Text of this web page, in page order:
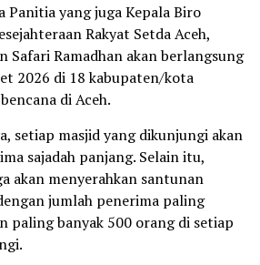
Panitia yang juga Kepala Biro
Rakyat Setda Aceh,
Safari Ramadhan akan berlangsung
2026 di 18 kabupaten/kota
di Aceh.
setiap masjid yang dikunjungi akan
sajadah panjang. Selain itu,
akan menyerahkan santunan
jumlah penerima paling
paling banyak 500 orang di setiap